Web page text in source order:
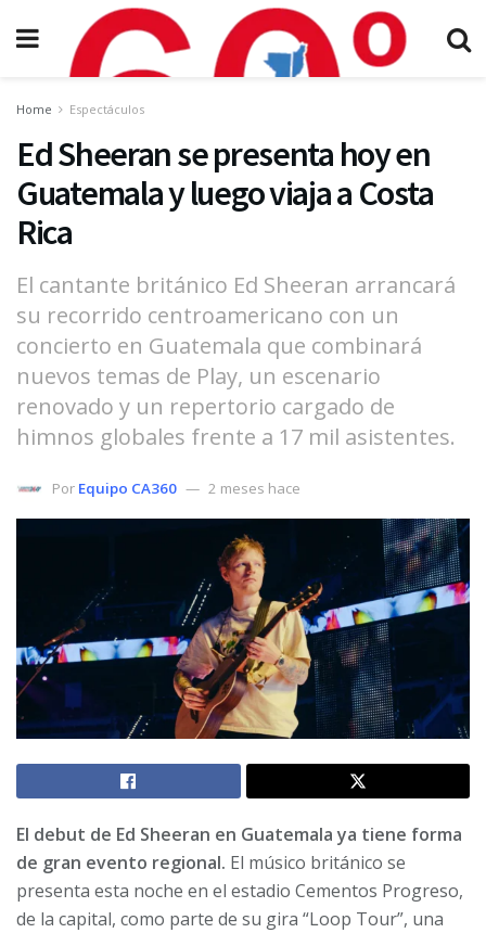
Home Espectáculos
Ed Sheeran se presenta hoy en
Guatemala y luego viaja a Costa
Rica
El cantante británico Ed Sheeran arrancará
su recorrido centroamericano con un
concierto en Guatemala que combinará
nuevos temas de Play, un escenario
renovado y un repertorio cargado de
himnos globales frente a 17 mil asistentes.
Por Equipo CA360 2 meses hace
El debut de Ed Sheeran en Guatemala ya tiene forma
de gran evento regional. El músico británico se
presenta esta noche en el estadio Cementos Progreso,
de la capital, como parte de su gira “Loop Tour”, una